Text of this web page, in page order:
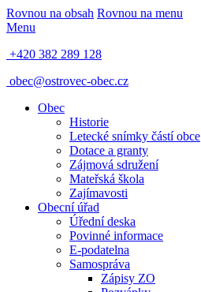
Rovnou na obsah Rovnou na menu
Menu
+420 382 289 128
obec@ostrovec-obec.cz
Obec
Historie
Letecké snímky částí obce
Dotace a granty
Zájmová sdružení
Mateřská škola
Zajímavosti
Obecní úřad
Úřední deska
Povinné informace
E-podatelna
Samospráva
Zápisy ZO